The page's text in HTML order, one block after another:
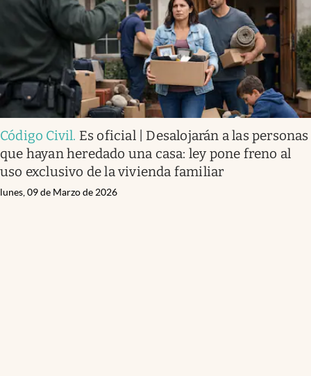
Código Civil. Es oficial | Desalojarán a las personas
que hayan heredado una casa: ley pone freno al
uso exclusivo de la vivienda familiar
lunes, 09 de Marzo de 2026